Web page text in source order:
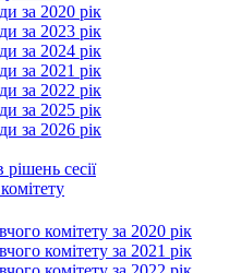
за 2020 рік
за 2023 рік
за 2024 рік
за 2021 рік
за 2022 рік
за 2025 рік
за 2026 рік
сесії
комітету за 2020 рік
комітету за 2021 рік